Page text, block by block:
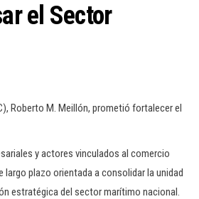
el Sector
Roberto M. Meillón, prometió fortalecer el
y actores vinculados al comercio
plazo orientada a consolidar la unidad
estratégica del sector marítimo nacional.